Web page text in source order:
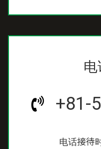
+81-
电话接待